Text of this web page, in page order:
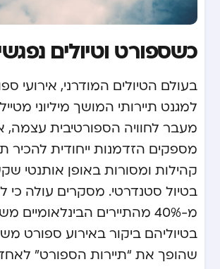
כשספורט וטיולים
בעולם הטיולים המודרני, אירועי
למגנט תיירותי המושך מיליוני
מעבר לחוויה הספורטיבית עצמה,
מספקים הזדמנות ייחודית להכיר
קהילות ומסורות באופן אותנטי
בטיול סטנדרטי. מסקרים עולה כי
מ-40% מהתיירים הבינלאומיים
בטיוליהם ביקור באירוע ספורט
שהופך את “תיירות הספורט”